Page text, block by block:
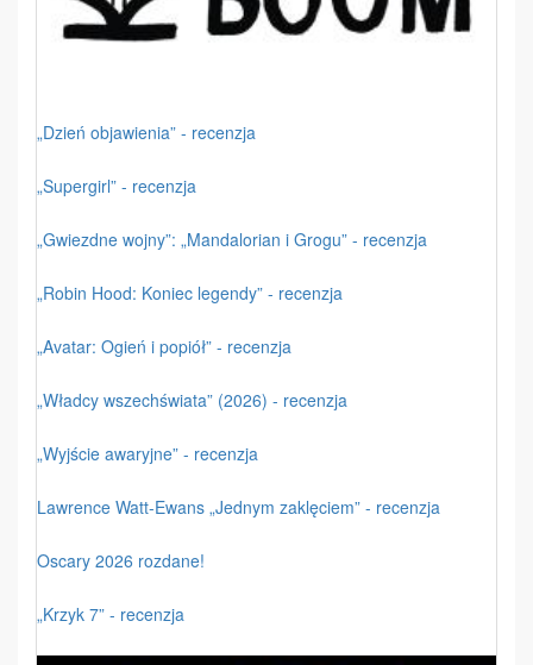
„Dzień objawienia” - recenzja
„Supergirl” - recenzja
„Gwiezdne wojny”: „Mandalorian i Grogu” - recenzja
„Robin Hood: Koniec legendy” - recenzja
„Avatar: Ogień i popiół” - recenzja
„Władcy wszechświata” (2026) - recenzja
„Wyjście awaryjne” - recenzja
Lawrence Watt-Ewans „Jednym zaklęciem” - recenzja
Oscary 2026 rozdane!
„Krzyk 7” - recenzja